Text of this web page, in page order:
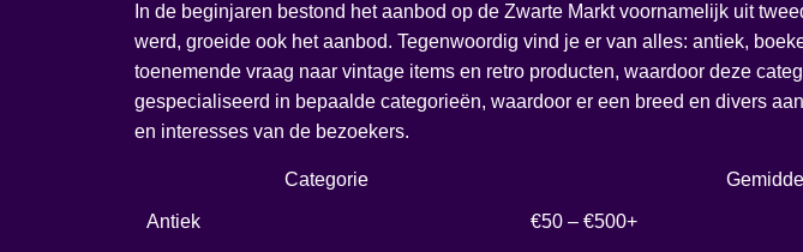
In de beginjaren bestond het aanbod op de Zwarte Markt voornamelijk uit
werd, groeide ook het aanbod. Tegenwoordig vind je er van alles: antiek,
toenemende vraag naar vintage items en retro producten, waardoor deze
gespecialiseerd in bepaalde categorieën, waardoor er een breed en divers
en interesses van de bezoekers.
Categorie
Antiek €50 – €500+